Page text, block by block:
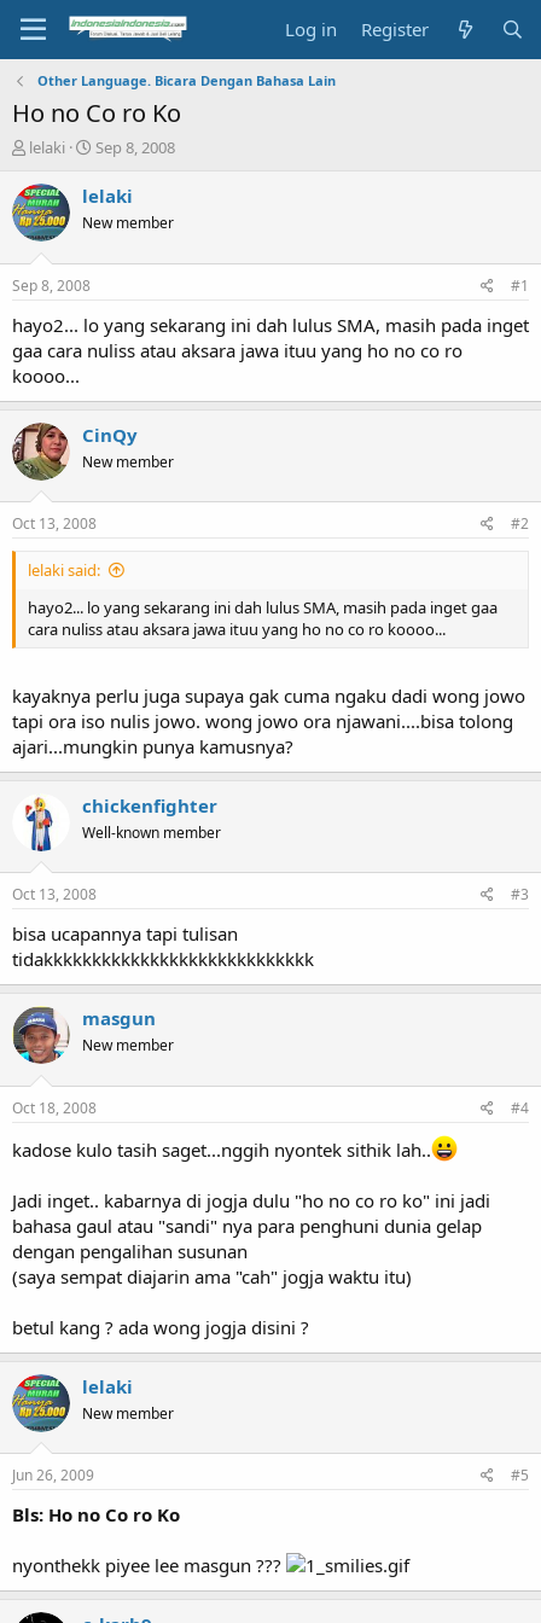
Log in Register
Other Language. Bicara Dengan Bahasa Lain
Ho no Co ro Ko
T
r
e
a
t
a
r
t
e
r
lelaki
S
a
t
e
Sep 8, 2008
lelaki
New member
Sep 8, 2008 #1
hayo2... lo yang sekarang ini dah lulus SMA, masih pada inget
gaa cara nuliss atau aksara jawa ituu yang ho no co ro
koooo...
CinQy
New member
Oct 13, 2008 #2
lelaki said:
hayo2... lo yang sekarang ini dah lulus SMA, masih pada inget gaa
cara nuliss atau aksara jawa ituu yang ho no co ro koooo...
kayaknya perlu juga supaya gak cuma ngaku dadi wong jowo
tapi ora iso nulis jowo. wong jowo ora njawani....bisa tolong
ajari...mungkin punya kamusnya?
chickenfighter
Well-known member
Oct 13, 2008 #3
bisa ucapannya tapi tulisan
tidakkkkkkkkkkkkkkkkkkkkkkkkkkkk
masgun
New member
Oct 18, 2008 #4
kadose kulo tasih saget...nggih nyontek sithik lah..
Jadi inget.. kabarnya di jogja dulu "ho no co ro ko" ini jadi
bahasa gaul atau "sandi" nya para penghuni dunia gelap
dengan pengalihan susunan
(saya sempat diajarin ama "cah" jogja waktu itu)
betul kang ? ada wong jogja disini ?
lelaki
New member
Jun 26, 2009 #5
Bls: Ho no Co ro Ko
nyonthekk piyee lee masgun ???